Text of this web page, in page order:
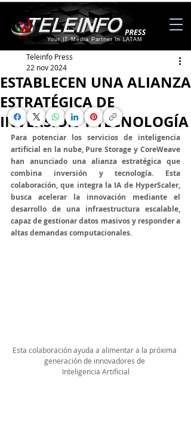
Your IT Media Partner in LATAM
ESTABLECEN UNA ALIANZA
ESTRATÉGICA DE
INVERSIÓN Y TECNOLOGÍA
Teleinfo Press
22 nov 2024
Para potenciar los servicios de inteligencia
artificial en la nube, Pure Storage y CoreWeave
han anunciado una alianza estratégica que
combina inversión y tecnología. Esta
colaboración, que integra la IA de HyperScaler,
busca acelerar la innovación mediante el
desarrollo de una infraestructura escalable,
capaz de gestionar datos masivos y responder a
altas demandas computacionales.
Esta colaboración ayuda a alimentar a la próxima
generación de innovadores de
Inteligencia Artificial